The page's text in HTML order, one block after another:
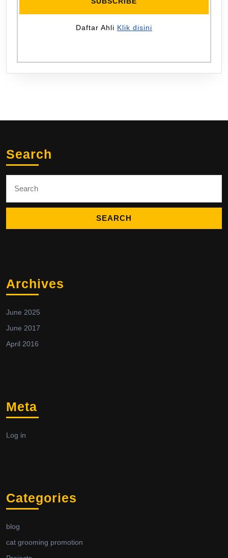
Daftar Ahli Klik disini
Search
for:
Archives
June 2025
June 2017
April 2016
Meta
Log in
Categories
blog
cat grooming promotion